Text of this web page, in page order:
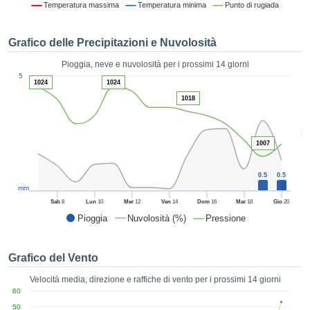
per
senza
clic sul
ACCETTA
Temperatura massima Temperatura minima Punto di rugiada
Grafico delle Precipitazioni e Nuvolosità
Pioggia, neve e nuvolosità per i prossimi 14 giorni
Pioggia Nuvolosità (%) Pressione
50
Sab8 Lun 10 Mer12 Ven14 Dom16 Mar18 Gio 20
5
mm
0.5 0.5
1024 1024
1018
1007
Grafico del Vento
Velocità media, direzione e raffiche di vento per i prossimi 14 giorni
50
60